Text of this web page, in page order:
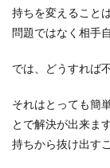
持ちを変えること
問題ではなく相手
では、どうすれば
それはとっても簡
とで解決が出来ま
持ちから抜け出す